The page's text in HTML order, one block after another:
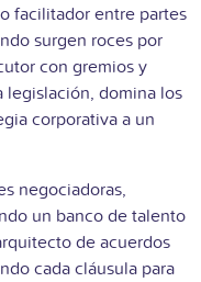
facilitador entre partes
surgen roces por
con gremios y
legislación, domina los
corporativa a un
negociadoras,
un banco de talento
de acuerdos
cada cláusula para